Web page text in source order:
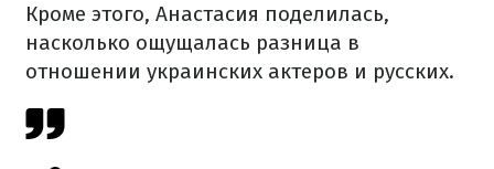
Кроме этого, Анастасия поделилась,
насколько ощущалась разница в
отношении украинских актеров и русских.